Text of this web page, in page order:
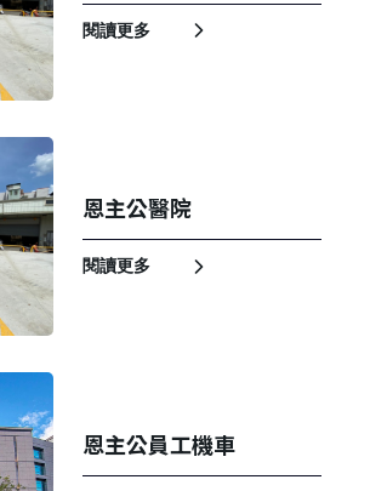
閱讀更多
恩主公醫院
閱讀更多
恩主公員工機車